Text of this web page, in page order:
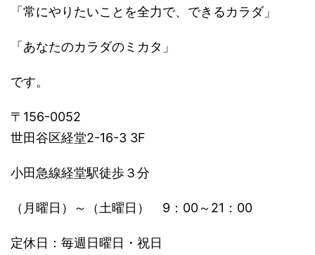
「常にやりたいことを全力で、できるカラダ」
「あなたのカラダのミカタ」
です。
〒156-0052
世田谷区経堂2-16-3 3F
小田急線経堂駅徒歩３分
（月曜日）～（土曜日） 9：00～21：00
定休日：毎週日曜日・祝日